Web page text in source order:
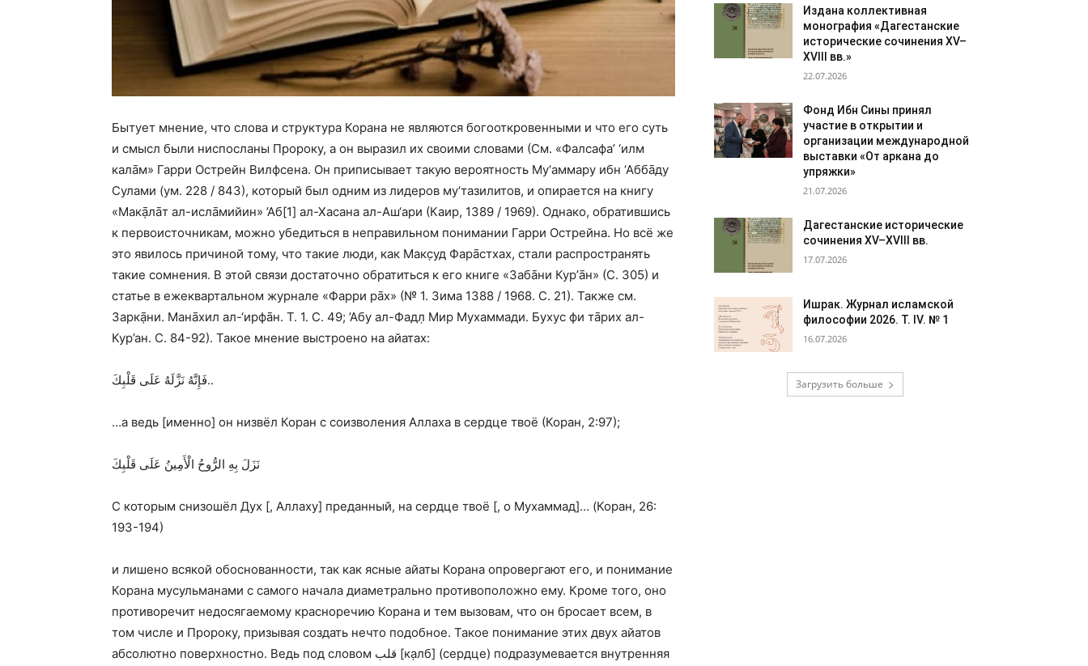
Бытует мнение, что слова и структура Корана не являются богооткровенными и что его суть
и смысл были ниспосланы Пророку, а он выразил их своими словами (См. «Фалсафа’ ‘илм
калāм» Гарри Острейн Вилфсена. Он приписывает такую вероятность Му‘аммару ибн ‘Аббāду
Сулами (ум. 228 / 843), который был одним из лидеров му‘тазилитов, и опирается на книгу
«Макạ̄лāт ал-ислāмийин» ’Аб[1] ал-Хасана ал-Аш‘ари (Каир, 1389 / 1969). Однако, обратившись
к первоисточникам, можно убедиться в неправильном понимании Гарри Острейна. Но всё же
это явилось причиной тому, что такие люди, как Макс̣уд Фарāстхах, стали распространять
такие сомнения. В этой связи достаточно обратиться к его книге «Забāни Кур’āн» (С. 305) и
статье в ежеквартальном журнале «Фарри рāх» (№ 1. Зима 1388 / 1968. С. 21). Также см.
Заркạ̄ни. Манāхил ал-‘ирфāн. Т. 1. С. 49; ’Абу ал-Фадл̣ Мир Мухаммади. Бухус фи тāрих ал-
Кур’ан. С. 84-92). Такое мнение выстроено на айатах:
فَإِنَّهُ نَزَّلَهُ عَلَى قَلْبِكَ..
…а ведь [именно] он низвёл Коран с соизволения Аллаха в сердце твоё (Коран, 2:97);
نَزَلَ بِهِ الرُّوحُ الْأَمِينُ عَلَى قَلْبِكَ
С которым снизошёл Дух [, Аллаху] преданный, на сердце твоё [, о Мухаммад]… (Коран, 26:
193-194)
и лишено всякой обоснованности, так как ясные айаты Корана опровергают его, и понимание
Корана мусульманами с самого начала диаметрально противоположно ему. Кроме того, оно
противоречит недосягаемому красноречию Корана и тем вызовам, что он бросает всем, в
том числе и Пророку, призывая создать нечто подобное. Такое понимание этих двух айатов
абсолютно поверхностно. Ведь под словом قلب [ка̣лб] (сердце) подразумевается внутренняя
Издана коллективная
монография «Дагестанские
исторические сочинения XV–
XVIII вв.»
22.07.2026
Фонд Ибн Сины принял
участие в открытии и
организации международной
выставки «От аркана до
упряжки»
21.07.2026
Дагестанские исторические
сочинения XV–XVIII вв.
17.07.2026
Ишрак. Журнал исламской
философии 2026. Т. IV. № 1
16.07.2026
Загрузить больше